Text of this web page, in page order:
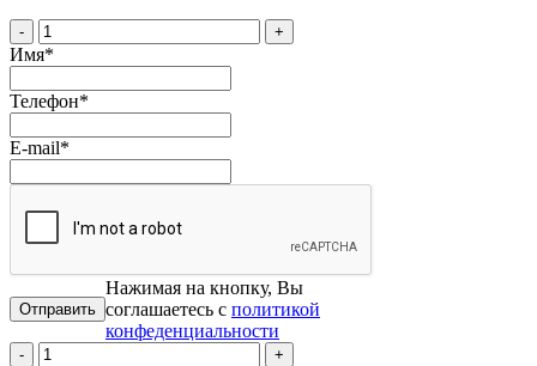
- +
Имя*
Телефон*
E-mail*
Нажимая на кнопку, Вы
соглашаетесь с политикой
конфеденциальности
- +